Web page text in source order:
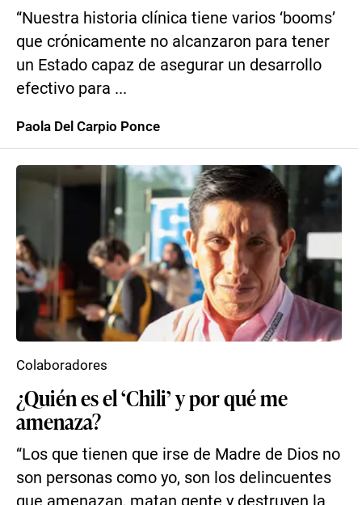
“Nuestra historia clínica tiene varios ‘booms’
que crónicamente no alcanzaron para tener
un Estado capaz de asegurar un desarrollo
efectivo para ...
Paola Del Carpio Ponce
¿Quién es el ‘Chili’ y por qué me
amenaza?
“Los que tienen que irse de Madre de Dios no
son personas como yo, son los delincuentes
Colaboradores